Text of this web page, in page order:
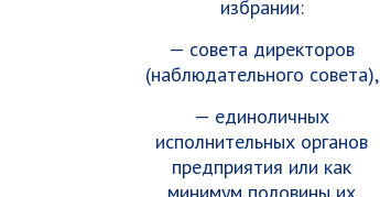
избрании:
— совета директоров
(наблюдательного совета),
— единоличных
исполнительных органов
предприятия или как